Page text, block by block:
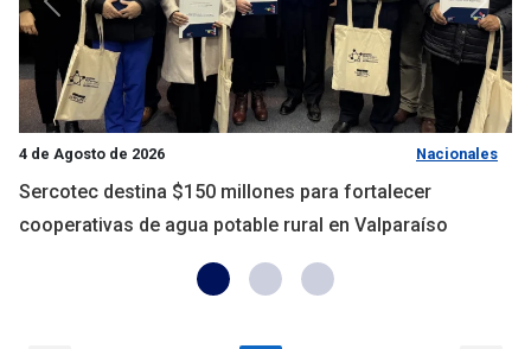
4 de Agosto de 2026 Nacionales
Sercotec destina $150 millones para fortalecer
cooperativas de agua potable rural en Valparaíso
Anterior